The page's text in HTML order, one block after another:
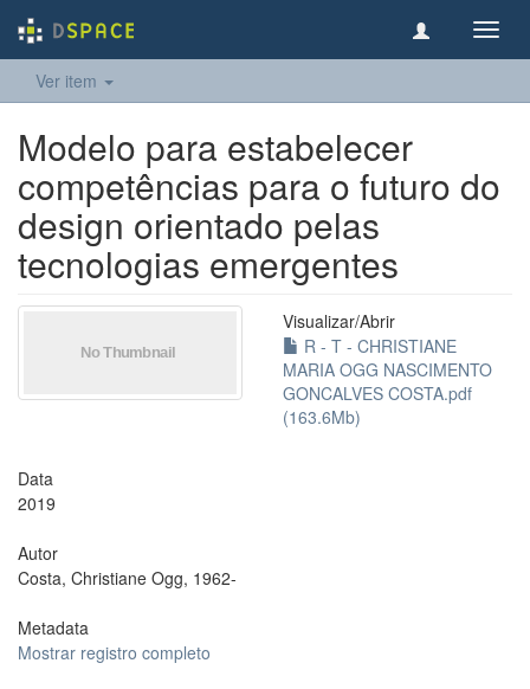
Ver item
Modelo para estabelecer
competências para o futuro do
design orientado pelas
tecnologias emergentes
Visualizar/Abrir
R - T - CHRISTIANE
MARIA OGG NASCIMENTO
GONCALVES COSTA.pdf
(163.6Mb)
Data
2019
Autor
Costa, Christiane Ogg, 1962-
Metadata
Mostrar registro completo